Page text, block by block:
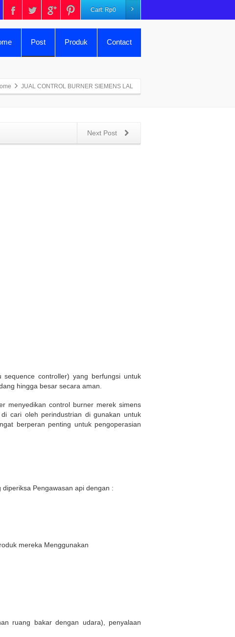
Cart: Rp0
Post Produk Contact
JUAL CONTROL BURNER SIEMENS LAL
Next Post
controller) yang berfungsi untuk
hingga besar secara aman.
menyedikan control burner merek simens
cari oleh perindustrian di gunakan untuk
berperan penting untuk pengoperasian
Pengawasan api dengan :
mereka Menggunakan
ruang bakar dengan udara), penyalaan